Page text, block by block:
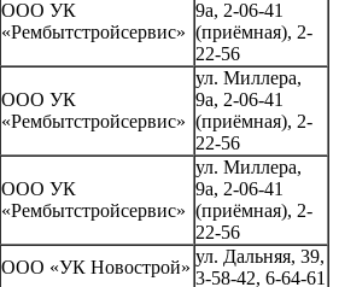
ООО УК
«Рембытстройсервис»
9а, 2-06-41
(приёмная), 2-
22-56
ООО УК
«Рембытстройсервис»
ул. Миллера,
9а, 2-06-41
(приёмная), 2-
22-56
ООО УК
«Рембытстройсервис»
ул. Миллера,
9а, 2-06-41
(приёмная), 2-
22-56
ООО «УК Новострой»
ул. Дальняя, 39,
3-58-42, 6-64-61